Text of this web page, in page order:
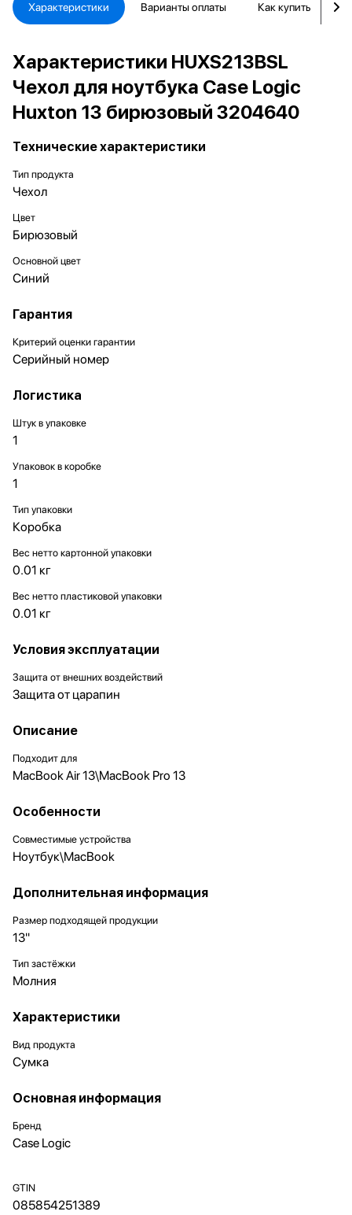
Характеристики Варианты оплаты Как купить
Характеристики HUXS213BSL
Чехол для ноутбука Case Logic
Huxton 13 бирюзовый 3204640
Технические характеристики
Тип продукта
Чехол
Цвет
Бирюзовый
Основной цвет
Синий
Гарантия
Критерий оценки гарантии
Серийный номер
Логистика
Штук в упаковке
1
Упаковок в коробке
1
Тип упаковки
Коробка
Вес нетто картонной упаковки
0.01 кг
Вес нетто пластиковой упаковки
0.01 кг
Условия эксплуатации
Защита от внешних воздействий
Защита от царапин
Описание
Подходит для
MacBook Air 13\MacBook Pro 13
Особенности
Совместимые устройства
Ноутбук\MacBook
Дополнительная информация
Размер подходящей продукции
13"
Тип застёжки
Молния
Характеристики
Вид продукта
Сумка
Основная информация
Бренд
Case Logic
GTIN
085854251389